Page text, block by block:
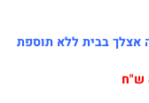
17התקנה אצלך בבית ללא תוספת